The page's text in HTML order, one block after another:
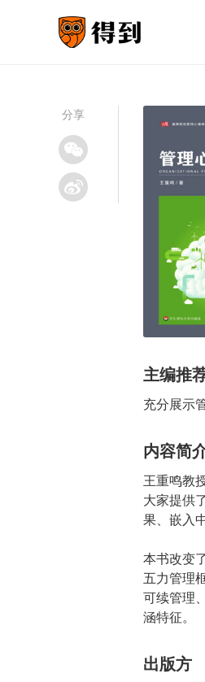
分享
主编推
充分展示
内容简
王重鸣教
大家提供
果、嵌入
本书改变
五力管理
可续管理
涵特征。
出版方